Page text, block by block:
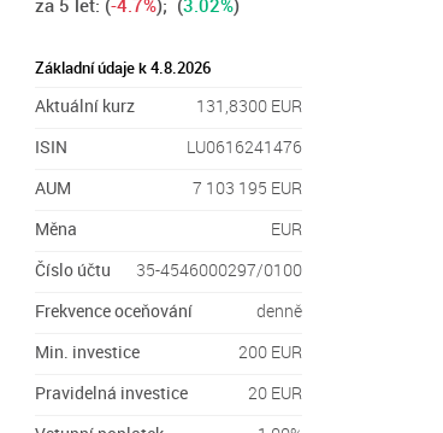
Základní údaje k 4.8.2026
Aktuální kurz
131,8300 EUR
ISIN
LU0616241476
AUM
7 103 195 EUR
Měna
EUR
Číslo účtu
35-4546000297/0100
Frekvence oceňování
denně
Min. investice
200 EUR
Pravidelná investice
20 EUR